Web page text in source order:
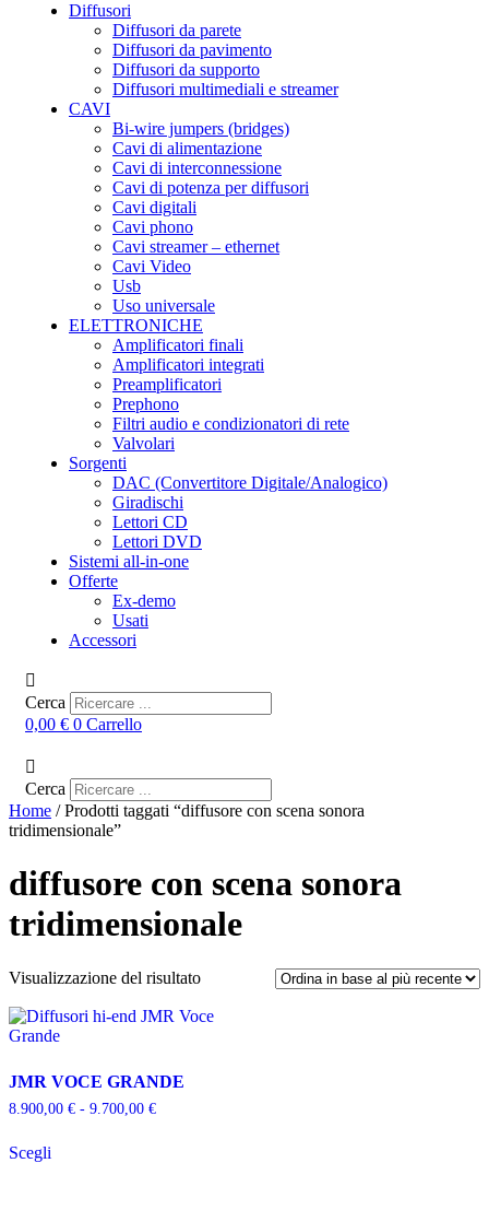
Diffusori
Diffusori da parete
Diffusori da pavimento
Diffusori da supporto
Diffusori multimediali e streamer
CAVI
Bi-wire jumpers (bridges)
Cavi di alimentazione
Cavi di interconnessione
Cavi di potenza per diffusori
Cavi digitali
Cavi phono
Cavi streamer – ethernet
Cavi Video
Usb
Uso universale
ELETTRONICHE
Amplificatori finali
Amplificatori integrati
Preamplificatori
Prephono
Filtri audio e condizionatori di rete
Valvolari
Sorgenti
DAC (Convertitore Digitale/Analogico)
Giradischi
Lettori CD
Lettori DVD
Sistemi all-in-one
Offerte
Ex-demo
Usati
Accessori
Cerca
0,00 € 0 Carrello
Cerca
Home / Prodotti taggati “diffusore con scena sonora
tridimensionale”
diffusore con scena sonora
tridimensionale
Visualizzazione del risultato
JMR VOCE GRANDE
8.900,00 € - 9.700,00 €Fascia
Scegliprodotto